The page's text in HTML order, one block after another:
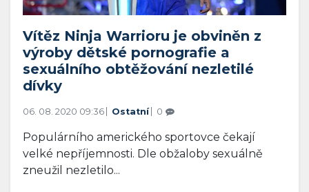
Vítěz Ninja Warrioru je obviněn z
výroby dětské pornografie a
sexuálního obtěžování nezletilé
dívky
06. 08. 2020 09:36 Ostatní 0
Populárního amerického sportovce čekají
velké nepříjemnosti. Dle obžaloby sexuálně
zneužil nezletilo...